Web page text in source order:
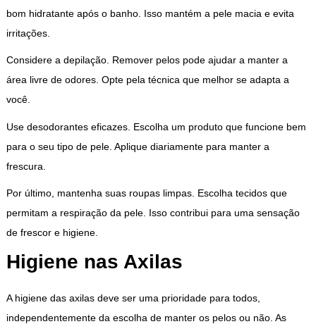
bom hidratante após o banho. Isso mantém a pele macia e evita
irritações.
Considere a depilação. Remover pelos pode ajudar a manter a
área livre de odores. Opte pela técnica que melhor se adapta a
você.
Use desodorantes eficazes. Escolha um produto que funcione bem
para o seu tipo de pele. Aplique diariamente para manter a
frescura.
Por último, mantenha suas roupas limpas. Escolha tecidos que
permitam a respiração da pele. Isso contribui para uma sensação
de frescor e higiene.
Higiene nas Axilas
A higiene das axilas deve ser uma prioridade para todos,
independentemente da escolha de manter os pelos ou não. As